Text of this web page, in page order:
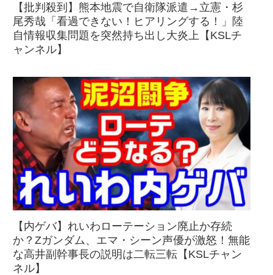
【批判殺到】熊本地震で自衛隊派遣→立憲・杉
尾秀哉「看過できない！ヒアリングする！」陸
自情報収集問題を突然持ち出し大炎上【KSLチ
ャンネル】
【内ゲバ】れいわローテーション廃止か存続
か？Zガンダム、エマ・シーン声優が激怒！無能
な高井副幹事長の説明は二転三転【KSLチャン
ネル】